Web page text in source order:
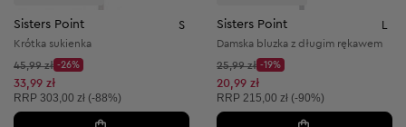
Sisters Point S
Krótka sukienka
Cena początkowa:
45,99 zł
Discount Price:
-26%
Obniżona cena:
33,99 zł
Cena sugerowana:
RRP 303,00 zł (-88%)
Sisters Point L
Damska bluzka z długim rękawem
Cena początkowa:
25,99 zł
Discount Price:
-19%
Obniżona cena:
20,99 zł
Cena sugerowana:
RRP 215,00 zł (-90%)